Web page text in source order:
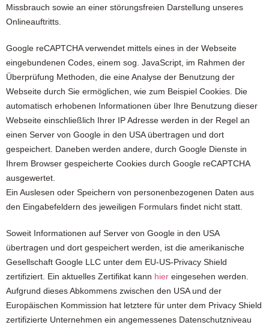
Missbrauch sowie an einer störungsfreien Darstellung unseres
Onlineauftritts.
Google reCAPTCHA verwendet mittels eines in der Webseite
eingebundenen Codes, einem sog. JavaScript, im Rahmen der
Überprüfung Methoden, die eine Analyse der Benutzung der
Webseite durch Sie ermöglichen, wie zum Beispiel Cookies. Die
automatisch erhobenen Informationen über Ihre Benutzung dieser
Webseite einschließlich Ihrer IP Adresse werden in der Regel an
einen Server von Google in den USA übertragen und dort
gespeichert. Daneben werden andere, durch Google Dienste in
Ihrem Browser gespeicherte Cookies durch Google reCAPTCHA
ausgewertet.
Ein Auslesen oder Speichern von personenbezogenen Daten aus
den Eingabefeldern des jeweiligen Formulars findet nicht statt.
Soweit Informationen auf Server von Google in den USA
übertragen und dort gespeichert werden, ist die amerikanische
Gesellschaft Google LLC unter dem EU-US-Privacy Shield
zertifiziert. Ein aktuelles Zertifikat kann hier eingesehen werden.
Aufgrund dieses Abkommens zwischen den USA und der
Europäischen Kommission hat letztere für unter dem Privacy Shield
zertifizierte Unternehmen ein angemessenes Datenschutzniveau